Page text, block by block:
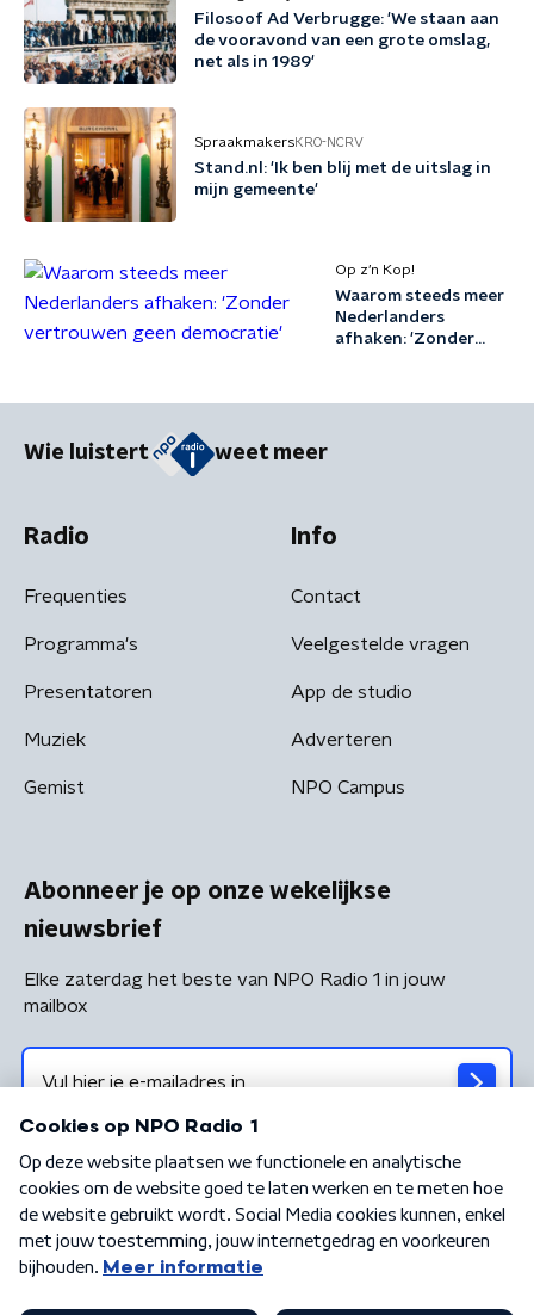
Filosoof Ad Verbrugge: 'We staan aan
de vooravond van een grote omslag,
net als in 1989'
SpraakmakersKRO-NCRV
Stand.nl: 'Ik ben blij met de uitslag in
mijn gemeente'
Op z’n Kop!
Waarom steeds meer
Nederlanders
afhaken: 'Zonder
Wie luistert weet meer
Radio
Frequenties
Programma's
Presentatoren
Muziek
Gemist
Info
Contact
Veelgestelde vragen
App de studio
Adverteren
NPO Campus
Abonneer je op onze wekelijkse
nieuwsbrief
Elke zaterdag het beste van NPO Radio 1 in jouw
mailbox
Algemene voorwaarden